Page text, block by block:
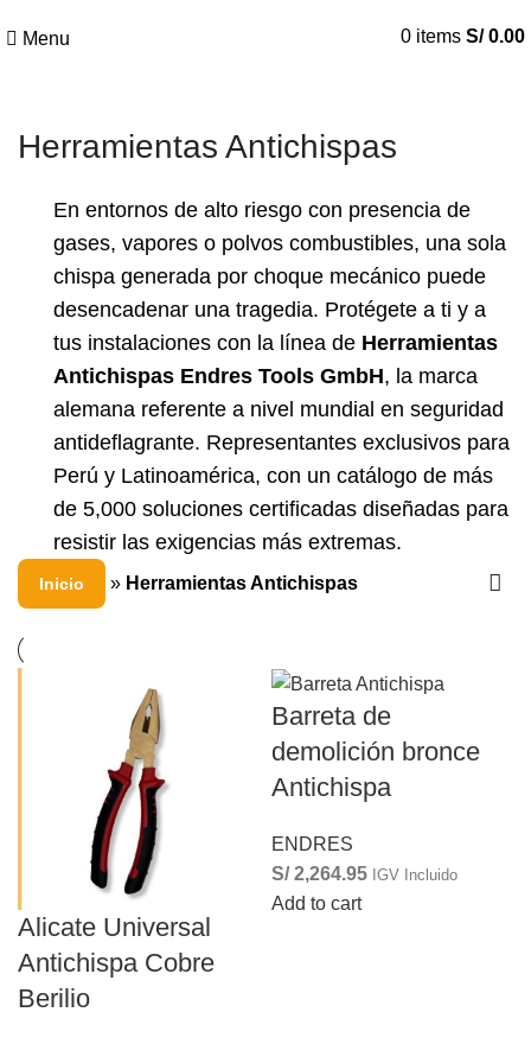
Menu 0 items S/0.00
Herramientas Antichispas
En entornos de alto riesgo con presencia de
gases, vapores o polvos combustibles, una sola
chispa generada por choque mecánico puede
desencadenar una tragedia. Protégete a ti y a
tus instalaciones con la línea de Herramientas
Antichispas Endres Tools GmbH, la marca
alemana referente a nivel mundial en seguridad
antideflagrante. Representantes exclusivos para
Perú y Latinoamérica, con un catálogo de más
de 5,000 soluciones certificadas diseñadas para
resistir las exigencias más extremas.
Inicio » Herramientas Antichispas
Alicate Universal
Antichispa Cobre
Berilio
Barreta de
demolición bronce
Antichispa
ENDRES
S/2,264.95 IGV Incluido
Add to cart